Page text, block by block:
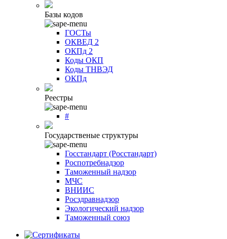
Базы кодов
ГОСТы
ОКВЕД 2
ОКПд 2
Коды ОКП
Коды ТНВЭД
ОКПд
Реестры
#
Государственые структуры
Госстандарт (Росстандарт)
Роспотребнадзор
Таможенный надзор
МЧС
ВНИИС
Росздравнадзор
Экологический надзор
Таможенный союз